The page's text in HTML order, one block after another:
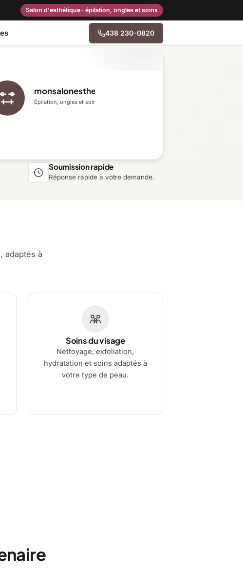
Salon d'esthétique · épilation, ongles et soins
Centre-du-Québec
Mauricie
438 230-0820
monsalonesthetique.ca
Épilation, ongles et soins du visage
Soumission rapide
Réponse rapide à votre demande.
adaptés à
Soins du visage
Nettoyage, exfoliation,
hydratation et soins adaptés à
votre type de peau.